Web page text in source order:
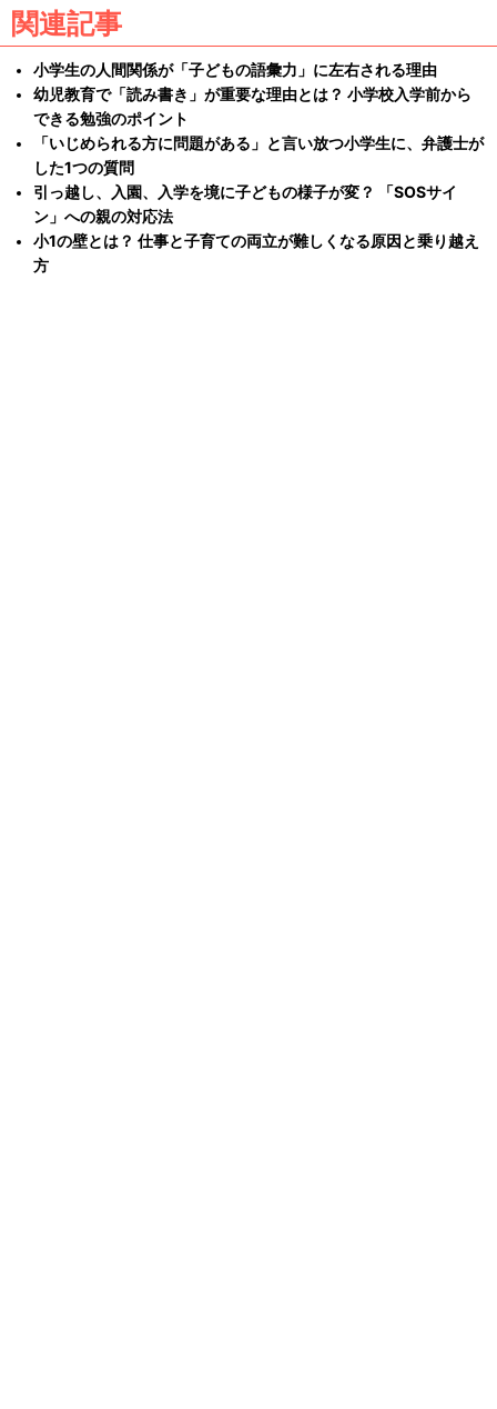
関連記事
小学生の人間関係が「子どもの語彙力」に左右される理由
幼児教育で「読み書き」が重要な理由とは？ 小学校入学前から
できる勉強のポイント
「いじめられる方に問題がある」と言い放つ小学生に、弁護士が
した1つの質問
引っ越し、入園、入学を境に子どもの様子が変？ 「SOSサイ
ン」への親の対応法
小1の壁とは？ 仕事と子育ての両立が難しくなる原因と乗り越え
方